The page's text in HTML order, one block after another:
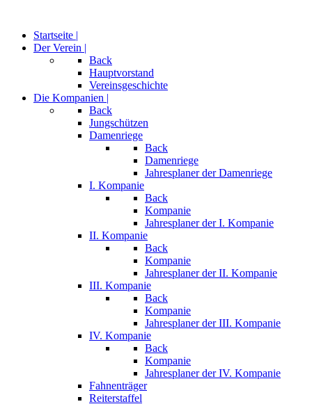
Startseite |
Der Verein |
Back
Hauptvorstand
Vereinsgeschichte
Die Kompanien |
Back
Jungschützen
Damenriege
Back
Damenriege
Jahresplaner der Damenriege
I. Kompanie
Back
Kompanie
Jahresplaner der I. Kompanie
II. Kompanie
Back
Kompanie
Jahresplaner der II. Kompanie
III. Kompanie
Back
Kompanie
Jahresplaner der III. Kompanie
IV. Kompanie
Back
Kompanie
Jahresplaner der IV. Kompanie
Fahnenträger
Reiterstaffel